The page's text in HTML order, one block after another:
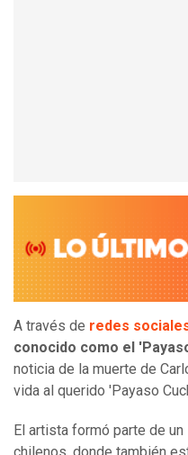
A través de redes
conocido como el
noticia de la muerte de
vida al querido 'Payaso
El artista formó parte de